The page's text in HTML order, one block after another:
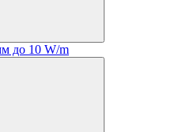
до 10 W/m